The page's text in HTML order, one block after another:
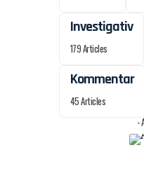
Investigativ
179 Articles
Kommentar
45 Articles
-